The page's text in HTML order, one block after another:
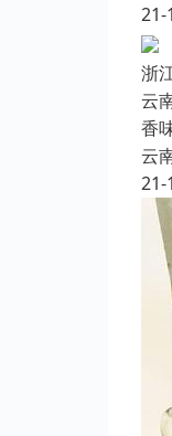
21-
浙
云
香
云
21-